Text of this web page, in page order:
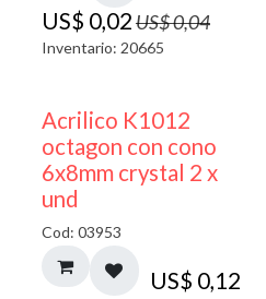
US$ 0,02US$0,04
Inventario: 20665
Acrilico K1012
octagon con cono
6x8mm crystal 2 x
und
Cod: 03953
US$ 0,12